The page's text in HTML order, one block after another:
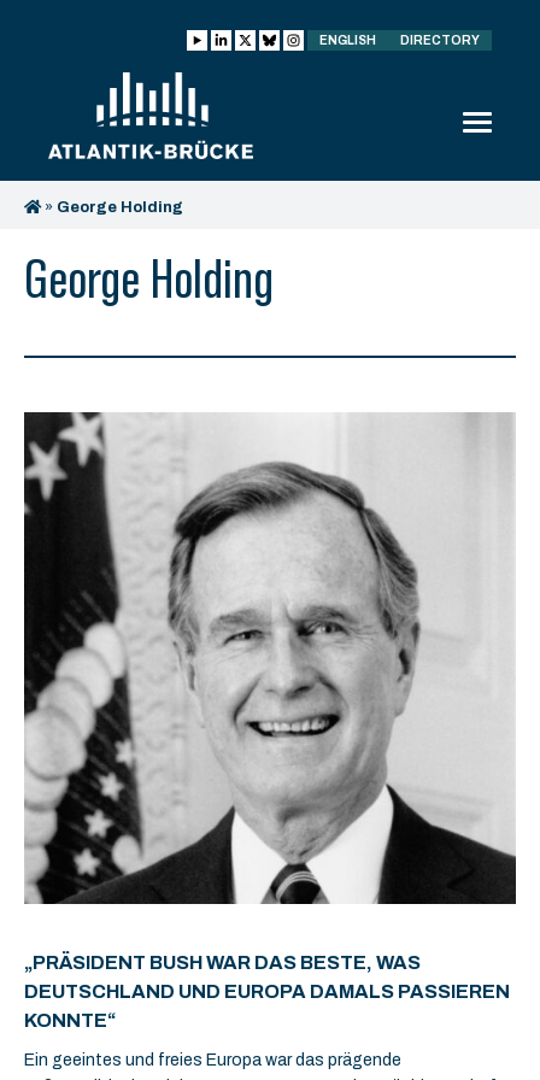
ENGLISH DIRECTORY
» George Holding
George Holding
„PRÄSIDENT BUSH WAR DAS BESTE, WAS
DEUTSCHLAND UND EUROPA DAMALS PASSIEREN
KONNTE“
Ein geeintes und freies Europa war das prägende